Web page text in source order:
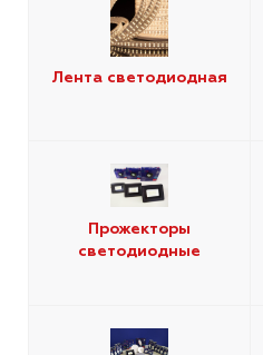
Лента светодиодная
Прожекторы
светодиодные